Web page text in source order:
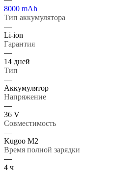
8000 mAh
Тип аккумулятора
—
Li-ion
Гарантия
—
14 дней
Тип
—
Аккумулятор
Напряжение
—
36 V
Совместимость
—
Kugoo M2
Время полной зарядки
—
4 ч